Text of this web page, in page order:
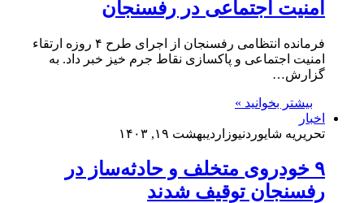
امنیت اجتماعی در رفسنجان
فرمانده انتظامی رفسنجان از اجرای طرح ۴ روزه ارتقاء
امنیت اجتماعی و پاکسازی نقاط جرم خیز خبر داد. به
گزارش…
بیشتر بخوانید »
اخبار
تحریریه شایوردنیوز اردیبهشت ۱۹, ۱۴۰۳
۹ خودروی متخلف و حادثه‌ساز در
رفسنجان توقیف شدند